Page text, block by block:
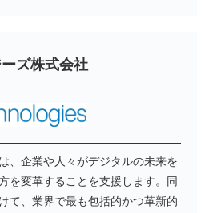
ズ株式会社
、企業や人々がデジタルの未来を
を変革することを支援します。同
て、業界で最も包括的かつ革新的